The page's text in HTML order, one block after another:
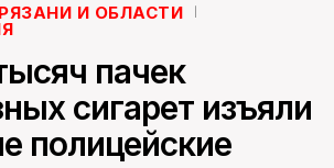
И ОБЛАСТИ
пачек
сигарет изъяли
полицейские